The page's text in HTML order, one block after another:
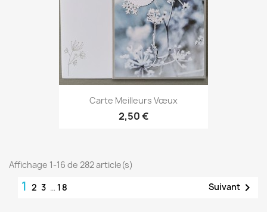
Carte Meilleurs Vœux
2,50 €
Affichage 1-16 de 282 article(s)
1 2 3 … 18 Suivant 